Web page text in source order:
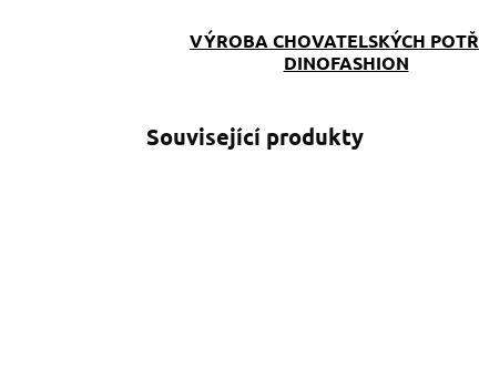
VÝROBA CHOVATELSKÝCH
DINOFASHION
Související produkty